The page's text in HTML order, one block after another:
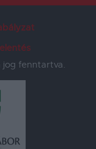
fenntartva.